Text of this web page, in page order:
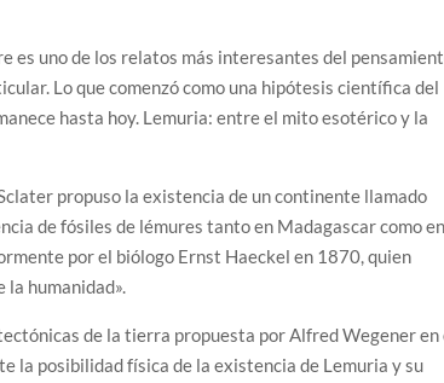
uno de los relatos más interesantes del
Lo que comenzó como una hipótesis científica del
hasta hoy. Lemuria: entre el mito esotérico y la
propuso la existencia de un continente llamado
de fósiles de lémures tanto en Madagascar como en
por el biólogo Ernst Haeckel en 1870, quien
la humanidad».
de la tierra propuesta por Alfred Wegener en
la posibilidad física de la existencia de Lemuria y su